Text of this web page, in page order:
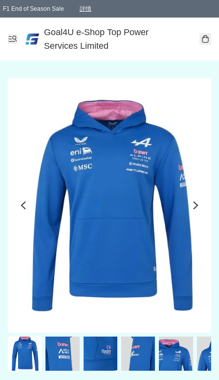
F1 End of Season Sale 詳情
Goal4U e-Shop Top Power
Services Limited